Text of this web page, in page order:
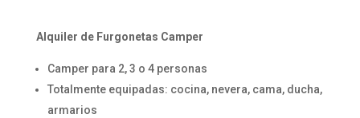
Alquiler de Furgonetas Camper
Camper para 2, 3 o 4 personas
Totalmente equipadas: cocina, nevera, cama, ducha,
armarios